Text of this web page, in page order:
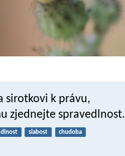
sirotkovi k právu,
zjednejte spravedlnost.
slabost chudoba